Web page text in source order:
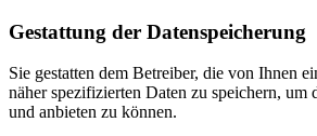
Gestattung der Datenspeicherung
Sie gestatten dem Betreiber, die von Ihnen
näher spezifizierten Daten zu speichern, um
und anbieten zu können.